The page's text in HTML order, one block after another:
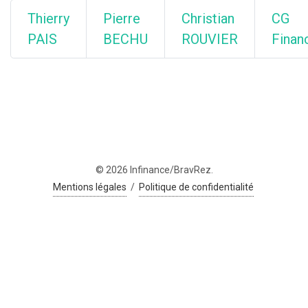
Thierry
PAIS
Pierre
BECHU
Christian
ROUVIER
CG
© 2026 Infinance/BravRez.
Mentions légales / Politique de confidentialité